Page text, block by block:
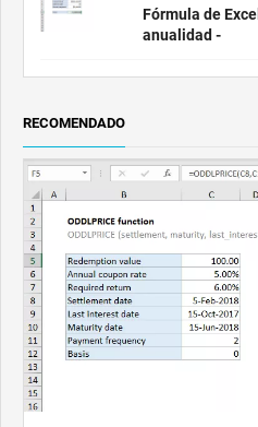
Fórmula de
anualidad -
RECOMENDADO